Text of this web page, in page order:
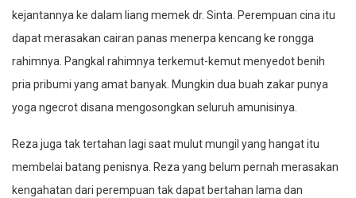
kejantannya ke dalam liang memek dr. Sinta. Perempuan cina itu
dapat merasakan cairan panas menerpa kencang ke rongga
rahimnya. Pangkal rahimnya terkemut-kemut menyedot benih
pria pribumi yang amat banyak. Mungkin dua buah zakar punya
yoga ngecrot disana mengosongkan seluruh amunisinya.
Reza juga tak tertahan lagi saat mulut mungil yang hangat itu
membelai batang penisnya. Reza yang belum pernah merasakan
kengahatan dari perempuan tak dapat bertahan lama dan